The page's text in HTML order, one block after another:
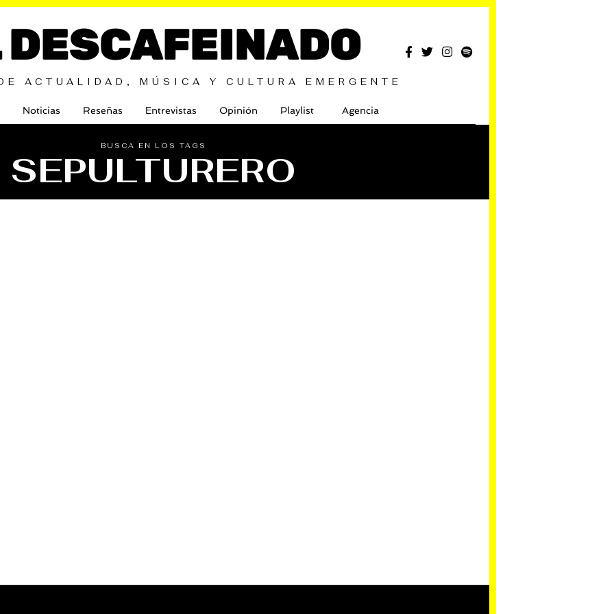
DESCAFEINADO
ACTUALIDAD, MÚSICA Y CULTURA EMERGENTE
Noticias Reseñas Entrevistas Opinión Playlist Agencia
BUSCA EN LOS TAGS
SEPULTURERO